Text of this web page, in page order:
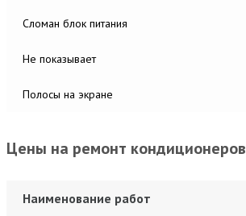
Сломан блок питания
Не показывает
Полосы на экране
Цены на ремонт кондиционеров
Наименование работ